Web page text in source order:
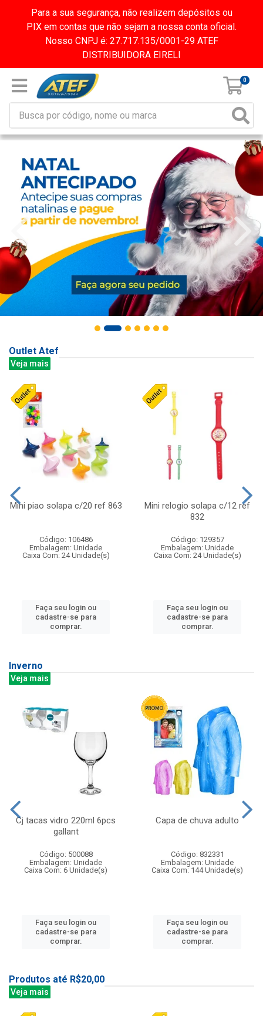
Para a sua segurança, não realizem depósitos ou
PIX em contas que não sejam a nossa conta oficial.
Nosso CNPJ é: 27.717.135/0001-29 ATEF
DISTRIBUIDORA EIRELI
0
Outlet Atef
Veja mais
Mini piao solapa c/20 ref 863
Código: 106486
Embalagem: Unidade
Caixa Com: 24 Unidade(s)
Faça seu login ou
cadastre-se para
comprar.
Mini relogio solapa c/12 ref
832
Código: 129357
Embalagem: Unidade
Caixa Com: 24 Unidade(s)
Faça seu login ou
cadastre-se para
comprar.
Inverno
Veja mais
Cj tacas vidro 220ml 6pcs
gallant
Código: 500088
Embalagem: Unidade
Caixa Com: 6 Unidade(s)
Faça seu login ou
cadastre-se para
comprar.
Capa de chuva adulto
Código: 832331
Embalagem: Unidade
Caixa Com: 144 Unidade(s)
Faça seu login ou
cadastre-se para
comprar.
Produtos até R$20,00
Veja mais